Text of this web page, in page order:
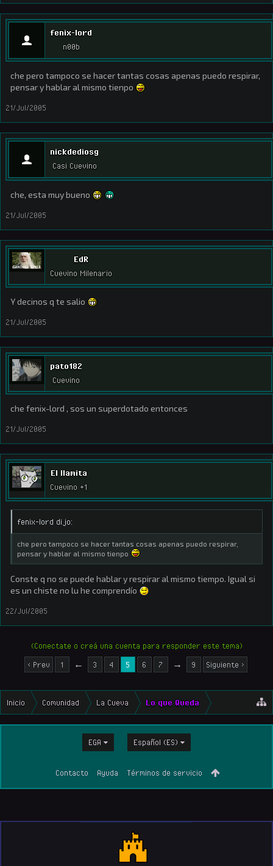
fenix-lord
n00b
che pero tampoco se hacer tantas cosas apenas puedo respirar,
pensar y hablar al mismo tienpo
21/Jul/2005
nickdediosg
Casi Cuevino
che, esta muy bueno
21/Jul/2005
EdR
Cuevino Milenario
Y decinos q te salio
21/Jul/2005
pato182
Cuevino
che fenix-lord , sos un superdotado entonces
21/Jul/2005
El llamita
Cuevino +1
fenix-lord dijo:
che pero tampoco se hacer tantas cosas apenas puedo respirar,
pensar y hablar al mismo tienpo
Conste q no se puede hablar y respirar al mismo tiempo. Igual si
es un chiste no lu he comprendío
22/Jul/2005
(Conectate o creá una cuenta para responder este tema)
< Prev
1 ← 3 4 5 6 7 → 9 Siguiente >
Inicio Comunidad La Cueva Lo que Queda
EGA Español (ES)
Contacto Ayuda Términos de servicio